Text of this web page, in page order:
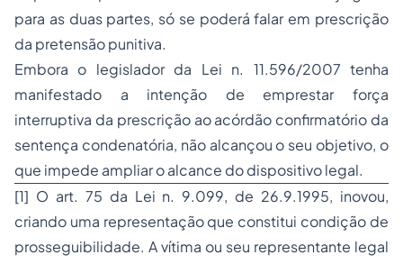
para as duas partes, só se poderá falar em prescrição
da pretensão punitiva.
Embora o legislador da Lei n. 11.596/2007 tenha
manifestado a intenção de emprestar força
interruptiva da prescrição ao acórdão confirmatório da
sentença condenatória, não alcançou o seu objetivo, o
que impede ampliar o alcance do dispositivo legal.
[1] O art. 75 da Lei n. 9.099, de 26.9.1995, inovou,
criando uma representação que constitui condição de
prosseguibilidade. A vítima ou seu representante legal